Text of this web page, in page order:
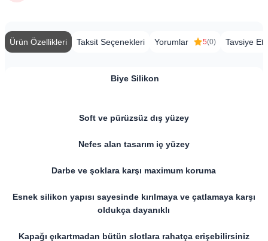
Ürün Özellikleri Taksit Seçenekleri Yorumlar 5(0) Tavsiye Et
Biye Silikon
​​Soft ve pürüzsüz dış yüzey
Nefes alan tasarım iç yüzey
Darbe ve şoklara karşı maximum koruma
Esnek silikon yapısı sayesinde kırılmaya ve çatlamaya karşı
oldukça dayanıklı
Kapağı çıkartmadan bütün slotlara rahatça erişebilirsiniz